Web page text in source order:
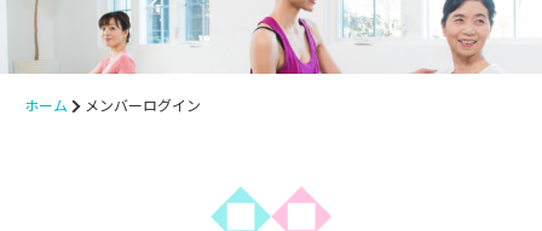
ホーム メンバーログイン